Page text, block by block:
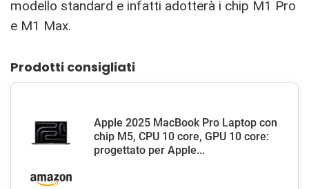
modello standard e infatti adotterà i chip M1 Pro
e M1 Max.
Prodotti consigliati
Apple 2025 MacBook Pro Laptop con
chip M5, CPU 10 core, GPU 10 core:
progettato per Apple...